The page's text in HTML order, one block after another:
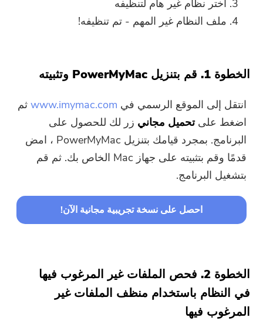
اختر نظام غير هام لتنظيفه
ملف النظام غير المهم - تم تنظيفه!
الخطوة 1. قم بتنزيل PowerMyMac وتثبيته
انتقل إلى الموقع الرسمي في www.imymac.com ثم
اضغط علىتحميل مجاني زر لك للحصول على
البرنامج. بمجرد قيامك بتنزيل PowerMyMac ، امض
قدمًا وقم بتثبيته على جهاز Mac الخاص بك. ثم قم
بتشغيل البرنامج.
احصل على نسخة تجريبية مجانية الآن!
الخطوة 2. فحص الملفات غير المرغوب فيها
في النظام باستخدام منظف الملفات غير
المرغوب فيها
إلا على جهاز Mac. يمكنك إدخال
عنوان بريدك الإلكتروني للحصول
الرجاء النقر فوقمتجر.
الرجاء إدخال عنوان بريد إلكتروني صالح.
إرسال
شكرا لاشتراكك!
فوق الزر لشراء البرنامج مباشرةً.